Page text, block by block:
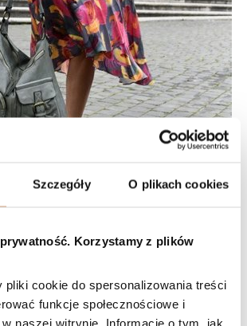
Szczegóły O plikach cookies
Korzystamy z plików
pliki cookie do spersonalizowania treści
funkcje społecznościowe i
naszej witrynie. Informacje o tym, jak
naturalnej dla typowej
dla wielbicielki ekologicznych rozwiązań niż